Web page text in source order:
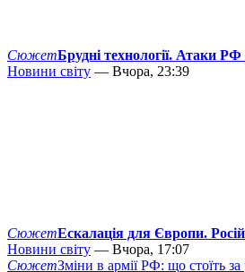
СюжетБрудні технології. Атаки
Новини світу — Вчора, 23:39
СюжетЕскалація для Європи.
Новини світу — Вчора, 17:07
СюжетЗміни в армії РФ: що стоїть